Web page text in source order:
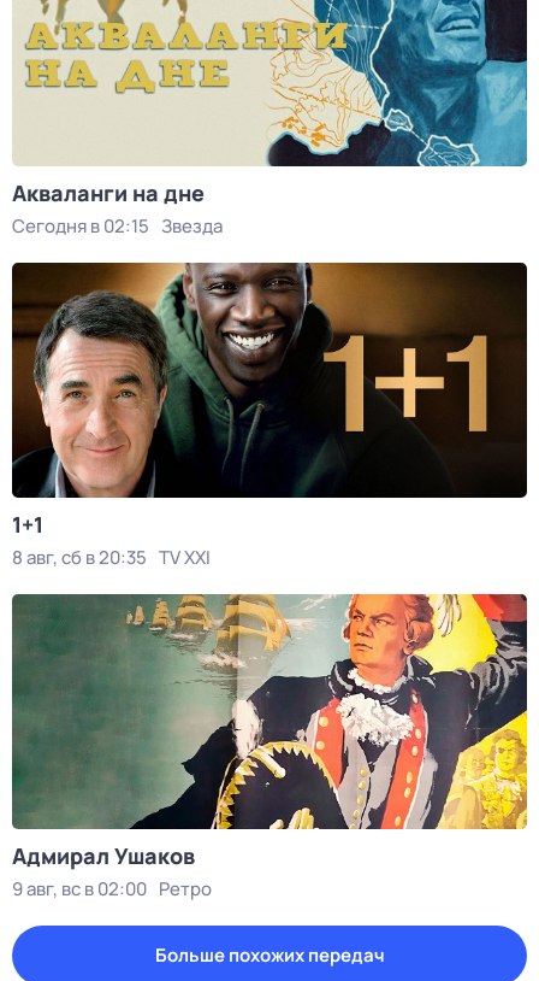
Акваланги на дне
Сегодня в 02:15 Звезда
1+1
8 авг, сб в 20:35 TV XXI
Адмирал Ушаков
9 авг, вс в 02:00 Ретро
Больше похожих передач